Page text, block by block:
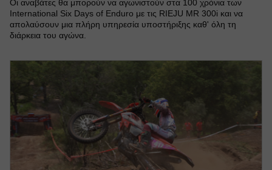
Οι αναβάτες θα μπορούν να αγωνιστούν στα 100 χρόνια των
International Six Days of Enduro με τις RIEJU MR 300i και να
απολαύσουν μια πλήρη υπηρεσία υποστήριξης καθ' όλη τη
διάρκεια του αγώνα.